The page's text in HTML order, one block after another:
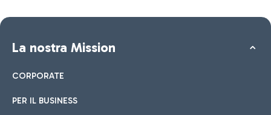
La nostra Mission
CORPORATE
PER IL BUSINESS